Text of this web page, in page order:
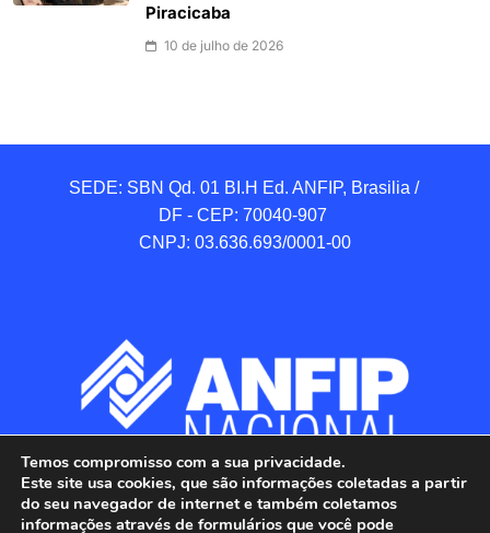
Piracicaba
10 de julho de 2026
SEDE: SBN Qd. 01 BI.H Ed. ANFIP, Brasilia /
DF - CEP: 70040-907
CNPJ: 03.636.693/0001-00
Temos compromisso com a sua privacidade.
Este site usa cookies, que são informações coletadas a partir
do seu navegador de internet e também coletamos
informações através de formulários que você pode